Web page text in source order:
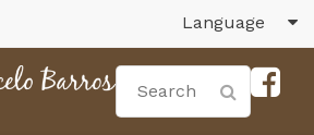
Language